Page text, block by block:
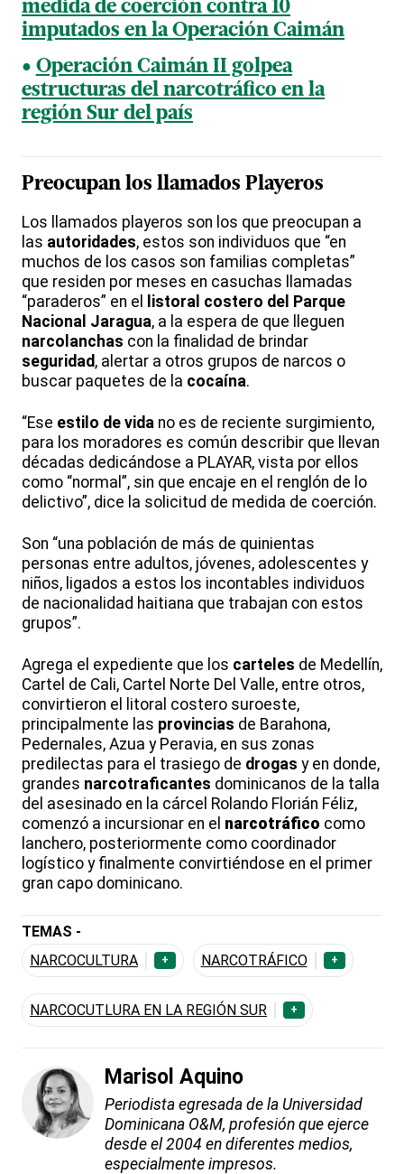
medida de coerción contra 10
imputados en la Operación Caimán
Operación Caimán II golpea
estructuras del narcotráfico en la
región Sur del país
Preocupan los llamados Playeros
Los llamados playeros son los que preocupan a
las autoridades, estos son individuos que “en
muchos de los casos son familias completas”
que residen por meses en casuchas llamadas
“paraderos” en el
listoral costero del Parque
Nacional Jaragua, a la espera de que lleguen
narcolanchas con la finalidad de brindar
seguridad, alertar a otros grupos de narcos o
buscar paquetes de la cocaína.
“Ese estilo de vida no es de reciente surgimiento,
para los moradores es común describir que llevan
décadas dedicándose a PLAYAR, vista por ellos
como “normal”, sin que encaje en el renglón de lo
delictivo”, dice la solicitud de medida de coerción.
Son “una población de más de quinientas
personas entre adultos, jóvenes, adolescentes y
niños, ligados a estos los incontables individuos
de nacionalidad haitiana que trabajan con estos
grupos”.
Agrega el expediente que los carteles de Medellín,
Cartel de Cali, Cartel Norte Del Valle, entre otros,
convirtieron el litoral costero suroeste,
principalmente las provincias de Barahona,
Pedernales, Azua y Peravia, en sus zonas
predilectas para el trasiego de drogas y en donde,
grandes narcotraficantes dominicanos de la talla
del asesinado en la cárcel Rolando Florián Féliz,
comenzó a incursionar en el narcotráfico como
lanchero, posteriormente como coordinador
logístico y finalmente convirtiéndose en el primer
gran capo dominicano.
TEMAS -
NARCOCULTURA
+ NARCOTRÁFICO +
NARCOCUTLURA EN LA REGIÓN SUR +
Marisol Aquino
Periodista egresada de la Universidad
Dominicana O&M, profesión que ejerce
desde el 2004 en diferentes medios,
especialmente impresos.